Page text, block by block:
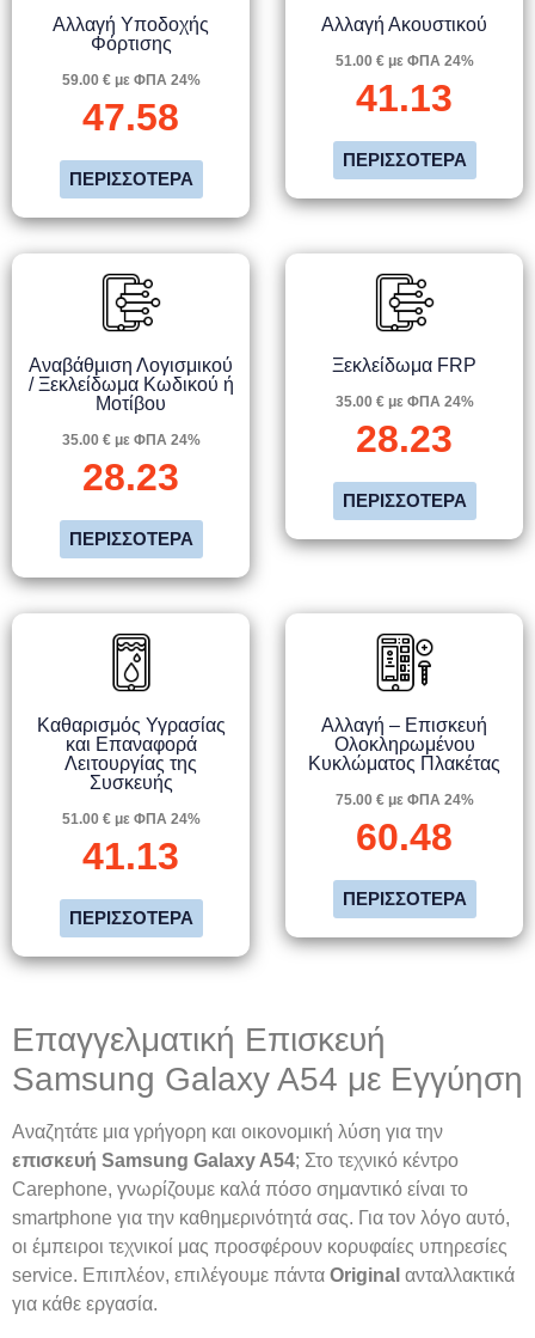
Αλλαγή Υποδοχής
Φόρτισης
59.00 € με ΦΠΑ 24%
47.58
ΠΕΡΙΣΣΌΤΕΡΑ
Αλλαγή Ακουστικού
51.00 € με ΦΠΑ 24%
41.13
ΠΕΡΙΣΣΌΤΕΡΑ
Αναβάθμιση Λογισμικού
/ Ξεκλείδωμα Κωδικού ή
Μοτίβου
35.00 € με ΦΠΑ 24%
28.23
ΠΕΡΙΣΣΌΤΕΡΑ
Ξεκλείδωμα FRP
35.00 € με ΦΠΑ 24%
28.23
ΠΕΡΙΣΣΌΤΕΡΑ
Καθαρισμός Υγρασίας
και Επαναφορά
Λειτουργίας της
Συσκευής
51.00 € με ΦΠΑ 24%
41.13
ΠΕΡΙΣΣΌΤΕΡΑ
Αλλαγή – Επισκευή
Ολοκληρωμένου
Κυκλώματος Πλακέτας
75.00 € με ΦΠΑ 24%
60.48
ΠΕΡΙΣΣΌΤΕΡΑ
Επαγγελματική Επισκευή
Samsung Galaxy A54 με Εγγύηση
Αναζητάτε μια γρήγορη και οικονομική λύση για την
επισκευή Samsung Galaxy A54; Στο τεχνικό κέντρο
Carephone, γνωρίζουμε καλά πόσο σημαντικό είναι το
smartphone για την καθημερινότητά σας. Για τον λόγο αυτό,
οι έμπειροι τεχνικοί μας προσφέρουν κορυφαίες υπηρεσίες
service. Επιπλέον, επιλέγουμε πάντα Original ανταλλακτικά
για κάθε εργασία.